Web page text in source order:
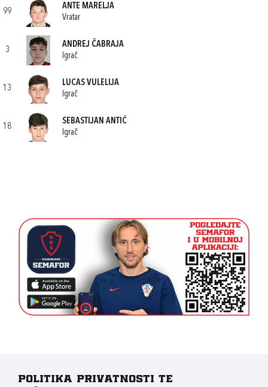
99
ANTE MARELJA
Vratar
3
ANDREJ ČABRAJA
Igrač
13
LUCAS VULELIJA
Igrač
18
SEBASTIJAN ANTIĆ
Igrač
Politika privatnosti te